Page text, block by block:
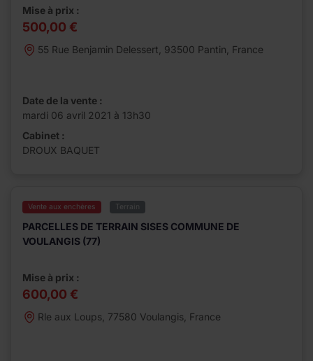
Mise à prix :
500,00 €
55 Rue Benjamin Delessert, 93500 Pantin, France
Date de la vente :
mardi 06 avril 2021 à 13h30
Cabinet :
DROUX BAQUET
Vente aux enchères Terrain
PARCELLES DE TERRAIN SISES COMMUNE DE
VOULANGIS (77)
Mise à prix :
600,00 €
Rle aux Loups, 77580 Voulangis, France